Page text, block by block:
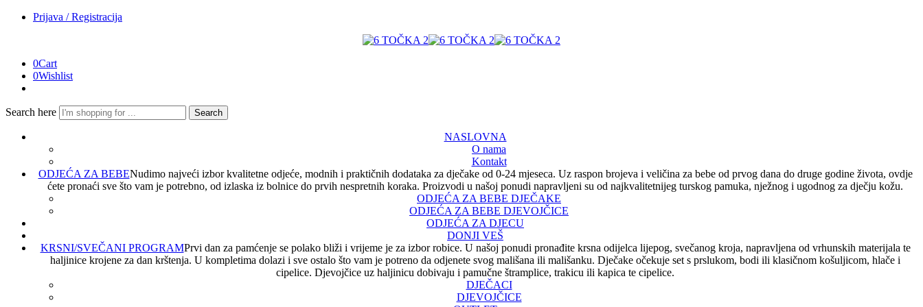
Prijava / Registracija
0Cart
0Wishlist
Search here Search
NASLOVNA
O nama
Kontakt
ODJEĆA ZA BEBENudimo najveći izbor kvalitetne odjeće, modnih i praktičnih dodataka za dječake od 0-24 mjeseca. Uz raspon brojeva i veličina za bebe od prvog dana do druge godine života, ovdje
ćete pronaći sve što vam je potrebno, od izlaska iz bolnice do prvih nespretnih koraka. Proizvodi u našoj ponudi napravljeni su od najkvalitetnijeg turskog pamuka, nježnog i ugodnog za dječju kožu.
ODJEĆA ZA BEBE DJEČAKE
ODJEĆA ZA BEBE DJEVOJČICE
ODJEĆA ZA DJECU
DONJI VEŠ
KRSNI/SVEČANI PROGRAMPrvi dan za pamćenje se polako bliži i vrijeme je za izbor robice. U našoj ponudi pronađite krsna odijelca lijepog, svečanog kroja, napravljena od vrhunskih materijala te
haljinice krojene za dan krštenja. U kompletima dolazi i sve ostalo što vam je potreno da odjenete svog mališana ili mališanku. Dječake očekuje set s prslukom, bodi ili klasičnom košuljicom, hlače i
cipelice. Djevojčice uz haljinicu dobivaju i pamučne štramplice, trakicu ili kapica te cipelice.
DJEČACI
DJEVOJČICE